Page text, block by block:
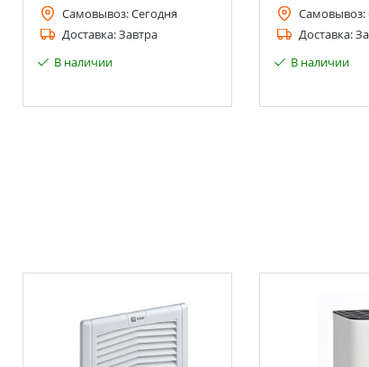
Самовывоз:Сегодня
Доставка:Завтра
В наличии
Самовывоз:
Доставка:
В наличии